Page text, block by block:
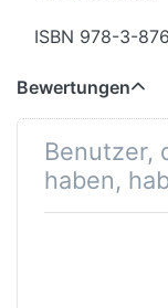
ISBN 978-3-
Bewertungen
Benutzer,
haben,